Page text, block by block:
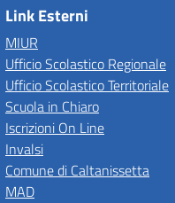
Link Esterni
MIUR
Ufficio Scolastico Regionale
Ufficio Scolastico Territoriale
Scuola in Chiaro
Iscrizioni On Line
Invalsi
Comune di Caltanissetta
MAD